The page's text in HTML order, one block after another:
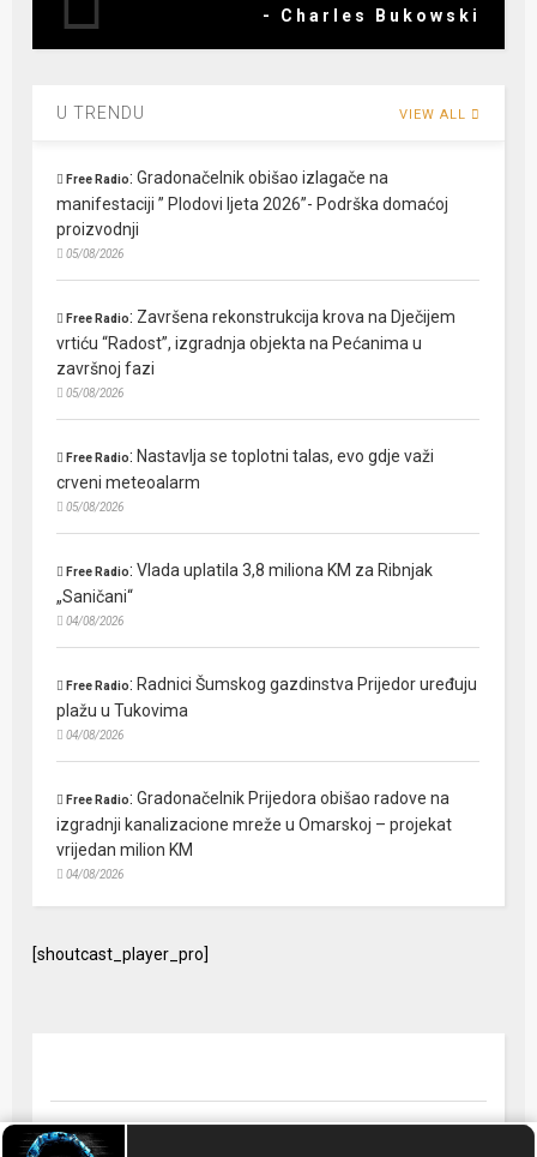
- Charles Bukowski
U TRENDU VIEW ALL
Free Radio:Gradonačelnik obišao izlagače na
manifestaciji ” Plodovi ljeta 2026”- Podrška domaćoj
proizvodnji
05/08/2026
Free Radio: Završena rekonstrukcija krova na Dječijem
vrtiću “Radost”, izgradnja objekta na Pećanima u
završnoj fazi
05/08/2026
Free Radio: Nastavlja se toplotni talas, evo gdje važi
crveni meteoalarm
05/08/2026
Free Radio:Vlada uplatila 3,8 miliona KM za Ribnjak
„Saničani“
04/08/2026
Free Radio: Radnici Šumskog gazdinstva Prijedor uređuju
plažu u Tukovima
04/08/2026
Free Radio:Gradonačelnik Prijedora obišao radove na
izgradnji kanalizacione mreže u Omarskoj – projekat
vrijedan milion KM
04/08/2026
[shoutcast_player_pro]